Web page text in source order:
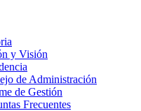
y Visión
de Administración
de Gestión
Frecuentes